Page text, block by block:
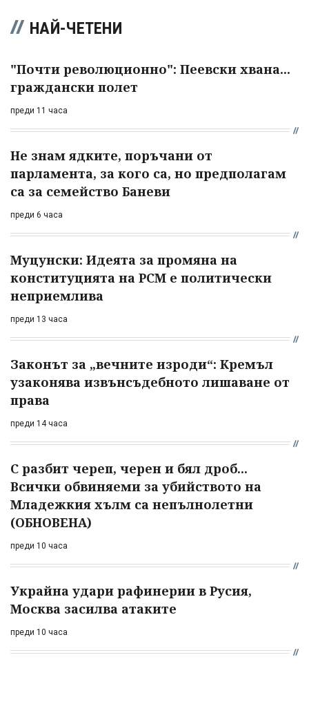
НАЙ-ЧЕТЕНИ
"Почти революционно": Пеевски хвана...
граждански полет
преди 11 часа
Не знам ядките, поръчани от
парламента, за кого са, но предполагам
са за семейство Баневи
преди 6 часа
Муцунски: Идеята за промяна на
конституцията на РСМ е политически
неприемлива
преди 13 часа
Законът за „вечните изроди“: Кремъл
узаконява извънсъдебното лишаване от
права
преди 14 часа
С разбит череп, черен и бял дроб...
Всички обвиняеми за убийството на
Младежкия хълм са непълнолетни
(ОБНОВЕНА)
преди 10 часа
Украйна удари рафинерии в Русия,
Москва засилва атаките
преди 10 часа